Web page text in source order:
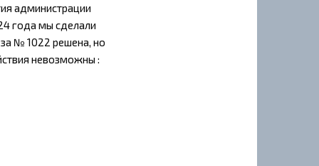
администрации
года мы сделали
за № 1022 решена, но
невозможны :